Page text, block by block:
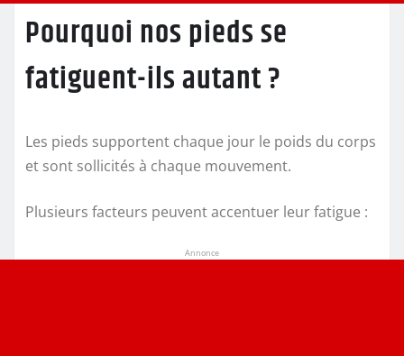
Pourquoi nos pieds se
fatiguent-ils autant ?
Les pieds supportent chaque jour le poids du corps
et sont sollicités à chaque mouvement.
Plusieurs facteurs peuvent accentuer leur fatigue :
Annonce